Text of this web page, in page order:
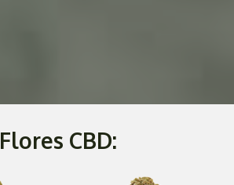
Flores CBD: